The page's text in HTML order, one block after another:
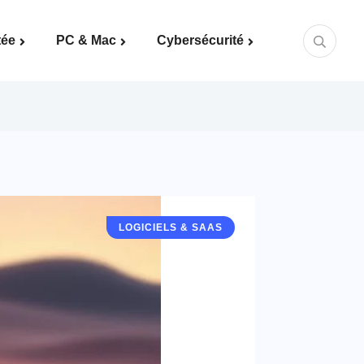
PC & Mac Cybersécurité
LOGICIELS & SAAS